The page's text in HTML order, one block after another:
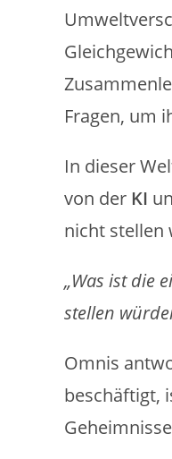
Fragen, um
In dieser
von der KI
nicht stellen
„Was ist die
stellen
Omnis
beschäftigt,